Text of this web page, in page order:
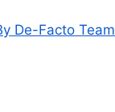
De-Facto Team